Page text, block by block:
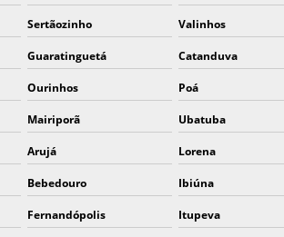
EPI
EPI LUVAS DE BORRACHA
EQUIPAMENTO DE PROTEÇÃO INDIVIDUAL EPI
FABRICANTE DE EQUIPAMENTOS DE PROTEÇÃO
EPI EQUIPAMENTO DE PROTEÇÃO INDIVIDUAL
LUVAS
EQUIPAMENTOS DE PROTEÇÃO INDIVIDUAL
LUVAS
LUVA EMBORRACHADA EPI
Sertãozinho Valinhos
Guaratinguetá Catanduva
Ourinhos Poá
Mairiporã Ubatuba
Arujá Lorena
Bebedouro Ibiúna
Fernandópolis Itupeva